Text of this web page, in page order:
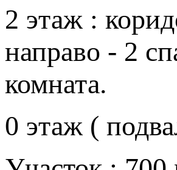
2 этаж :
направо - 2
комната.
0 этаж (